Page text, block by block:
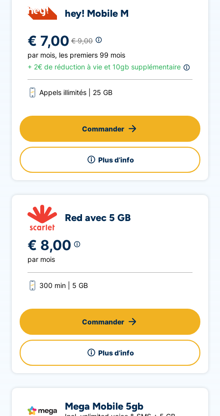
hey! Mobile M
€ 7,00 € 9,00
par mois, les premiers 99 mois
+ 2€ de réduction à vie et 10gb supplémentaire
Appels illimités 25 GB
Plus d’info
Commander
Red avec 5 GB
€ 8,00
par mois
300 min 5 GB
Plus d’info
Commander
Mega Mobile 5gb